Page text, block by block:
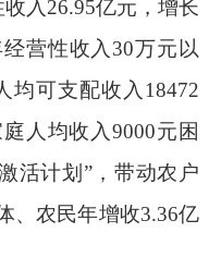
收入26.95亿元，增长
营性收入 30万元以
均可支配收入 18472
人均收入9000元困
活计划”，带动农户
、农民年增收3.36亿